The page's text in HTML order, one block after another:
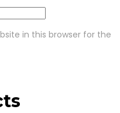
in this browser for the